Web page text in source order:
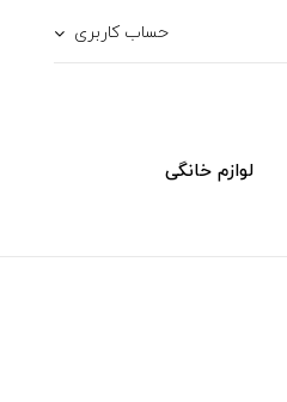
حساب کاربری
لوازم خانگی